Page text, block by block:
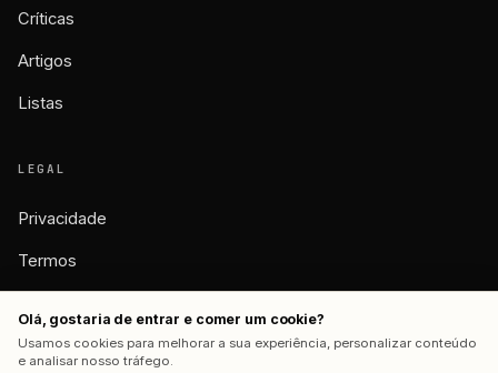
Críticas
Artigos
Listas
LEGAL
Privacidade
Termos
Olá, gostaria de entrar e comer um cookie?
Usamos cookies para melhorar a sua experiência, personalizar conteúdo
e analisar nosso tráfego.